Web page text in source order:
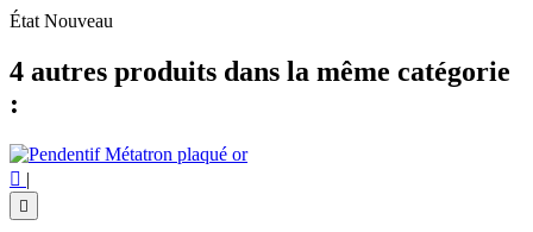
État Nouveau
4 autres produits dans la même catégorie
:
 |
